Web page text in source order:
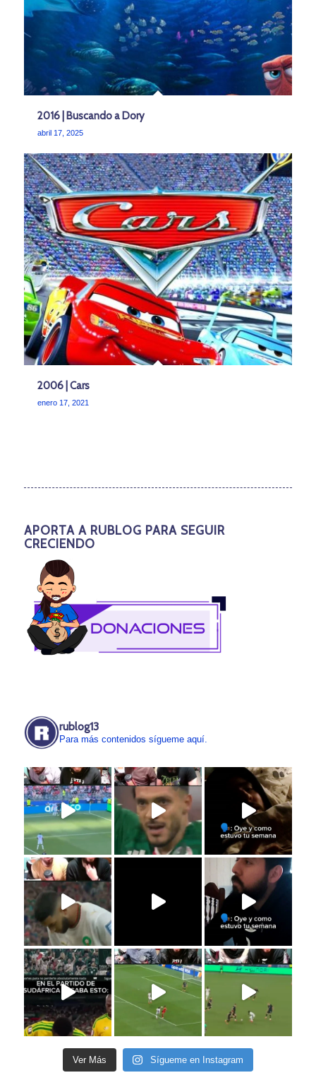
2016 | Buscando a Dory
abril 17, 2025
2006 | Cars
enero 17, 2021
APORTA A RUBLOG PARA SEGUIR
CRECIENDO
rublog13
Para más contenidos sígueme aquí.
Ver Más Sígueme en Instagram